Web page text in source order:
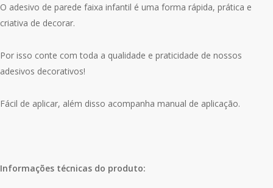
O adesivo de parede faixa infantil é uma forma rápida, prática e
criativa de decorar.
Por isso conte com toda a qualidade e praticidade de nossos
adesivos decorativos!
Fácil de aplicar, além disso acompanha manual de aplicação.
Informações técnicas do produto: